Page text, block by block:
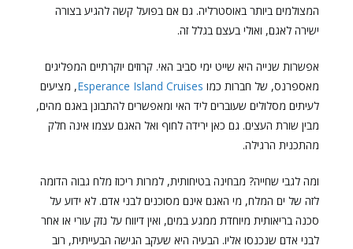
המצולמים ביותר באוסטרליה. גם אם בפועל קשה להגיע בצורה
ישירה לאגם, ואולי בעצם בגלל זה.
אפשרות שנייה היא שייט ימי סביב האי. קרוזים יוקרתיים המפליגים
מאספרנס, של חברות כמו Esperance Island Cruises, מציעים
לעיתים מסלולים שעוברים ליד האי ומאפשרים להתבונן באגם מהים,
מבין שורת העצים. גם כאן ירידה לחוף ואל האגם עצמו אינה חלק
מהתכנית הרגילה.
ומה לגבי שחייה? מבחינה בטיחותית, למרות ריכוז מלח גבוה הדומה
לזה של ים המלח, מי האגם אינם מסוכנים לבני אדם. לא ידוע על
סכנה בריאותית מיוחדת ממגע במים, ואין דיווח על נזק עורי או אחר
לבני אדם שנכנסו אליו. הבעיה היא שעקב הגישה הבעייתית, רוב